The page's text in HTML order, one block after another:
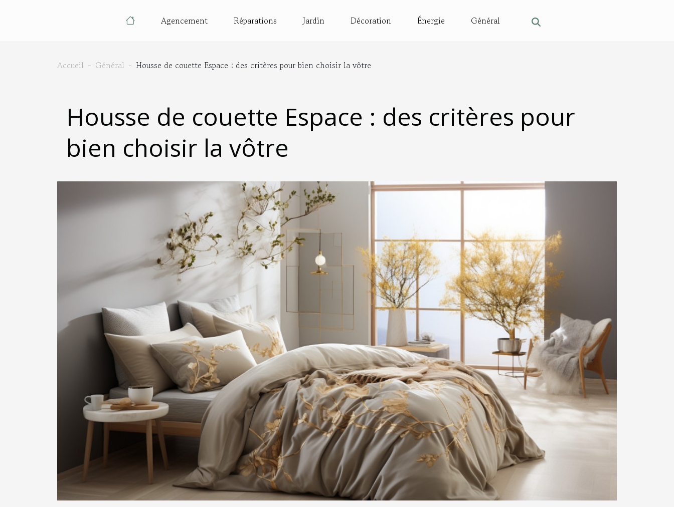
Agencement Réparations Jardin Décoration Énergie Général
Accueil Général Housse de couette Espace : des critères pour bien choisir la vôtre
Housse de couette Espace : des critères pour
bien choisir la vôtre